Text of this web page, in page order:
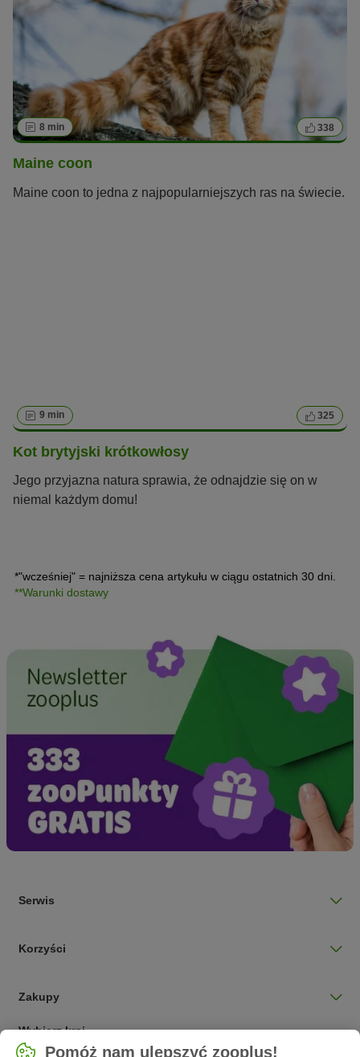
8 min 338
Maine coon
Maine coon to jedna z najpopularniejszych ras na świecie.
9 min 325
Kot brytyjski krótkowłosy
Jego przyjazna natura sprawia, że odnajdzie się on w
niemal każdym domu!
*"wcześniej" = najniższa cena artykułu w ciągu ostatnich 30 dni.
**Warunki dostawy
Serwis
Korzyści
Zakupy
Wybierz kraj
Pomóż nam ulepszyć zooplus!